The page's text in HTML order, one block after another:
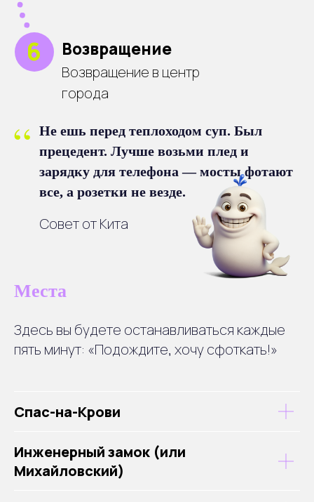
“ Не ешь перед теплоходом суп. Был
прецедент. Лучше возьми плед и
зарядку для телефона — мосты фотают
все, а розетки не везде.
Совет от Кита
Места
Здесь вы будете останавливаться каждые
пять минут: «Подождите, хочу сфоткать!»
Спас-на-Крови
Инженерный замок (или
Михайловский)